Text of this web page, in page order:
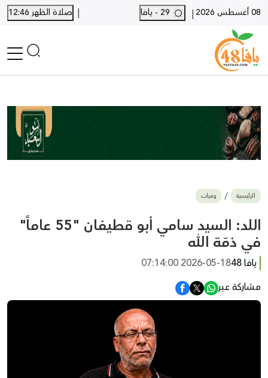
08 أغسطس 2026 |
| صلاة الظهر 12:46
أخبار محلية
أخبار يافا
SHORTS
أخبار اللد والرملة
بيع وشراء
أخبار القدس
وفيات
المزيد
ارسل خبر
الرئيسية وفيات
اللد: السيد سامي أبو قطيفان "55 عاماً"
في ذمّة الله
يافا 48
2026-05-18 07:14:00
مشاركة عبر